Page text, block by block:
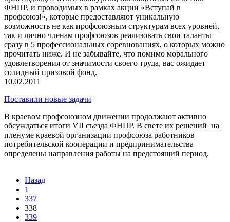
ФНПР, и проводимых в рамках акции «Вступай в
профсоюз!», которые предоставляют уникальную
возможность не как профсоюзным структурам всех уровней,
так и лично членам профсоюзов реализовать свои таланты
сразу в 5 профессиональных соревнованиях, о которых можно
прочитать ниже. И не забывайте, что помимо морального
удовлетворения от значимости своего труда, вас ожидает
солидный призовой фонд.
10.02.2011
Поставили новые задачи
В краевом профсоюзном движении продолжают активно
обсуждаться итоги VII съезда ФНПР. В свете их решений на
пленуме краевой организации профсоюза работников
потребительской кооперации и предпринимательства
определены направления работы на предстоящий период.
Назад
1
337
338
339